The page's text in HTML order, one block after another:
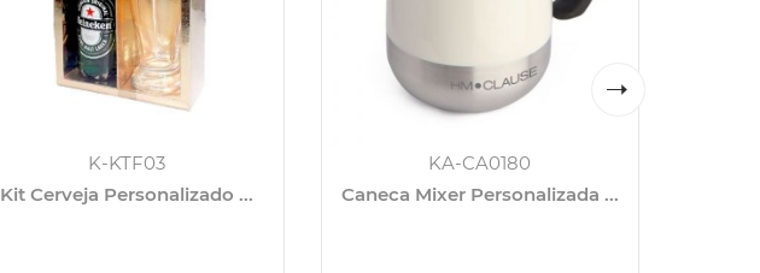
K-KTF03
Kit Cerveja Personalizado ...
KA-CA0180
Caneca Mixer Personalizada ...